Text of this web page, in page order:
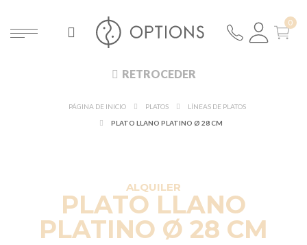
RETROCEDER
PÁGINA DE INICIO PLATOS
LÍNEAS DE PLATOS
PLATO LLANO PLATINO Ø 28 CM
ALQUILER
PLATO LLANO
PLATINO Ø 28 CM